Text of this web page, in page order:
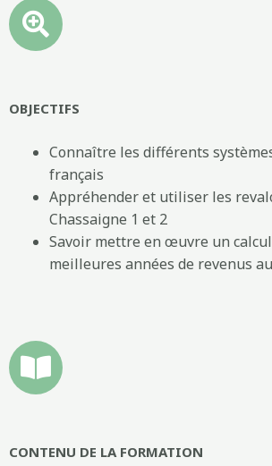
OBJECTIFS
Connaître les différents
français
Appréhender et utiliser les
Chassaigne 1 et 2
Savoir mettre en œuvre un
meilleures années de revenus
CONTENU DE LA FORMATION